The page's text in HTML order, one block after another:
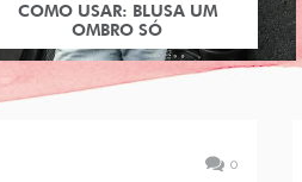
COMO USAR: BLUSA UM
OMBRO SÓ
0